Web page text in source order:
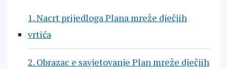
1. Nacrt prijedloga Plana mreže dječjih
vrtića
2. Obrazac e savjetovanje Plan mreže dječjih